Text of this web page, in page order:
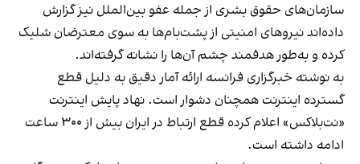
سازمان‌های حقوق بشری از جمله عفو بین‌الملل نیز گزارش
داده‌اند نیروهای امنیتی از پشت‌بام‌ها به سوی معترضان شلیک
کرده و به‌طور هدفمند چشم آن‌ها را نشانه گرفته‌اند.
به نوشته خبرگزاری فرانسه ارائه آمار دقیق به دلیل قطع
گسترده اینترنت همچنان دشوار است. نهاد پایش اینترنت
«نت‌بلاکس» اعلام کرده قطع ارتباط در ایران بیش از ۳۰۰ ساعت
ادامه داشته است.